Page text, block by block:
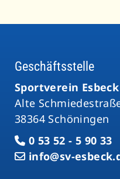
Geschäftsstelle
Sportverein Esbeck
Alte
38364 Schöningen
0 53 52 - 5 90 33
info@sv-